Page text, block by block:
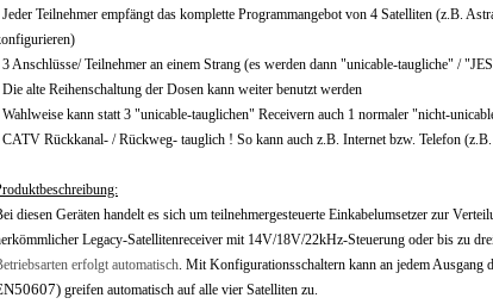
Teilnehmer empfängt das komplette Programmangebot von 4 Satelliten (z.B.
Anschlüsse/ Teilnehmer an einem Strang (es werden dann "unicable-taugliche" /
alte Reihenschaltung der Dosen kann weiter benutzt werden
kann statt 3 "unicable-tauglichen" Receivern auch 1 normaler "nicht-
Rückkanal- / Rückweg- tauglich ! So kann auch z.B. Internet bzw. Telefon
diesen Geräten handelt es sich um teilnehmergesteuerte Einkabelumsetzer zur
Legacy-Satellitenreceiver mit 14V/18V/22kHz-Steuerung oder bis zu
erfolgt automatisch. Mit Konfigurationsschaltern kann an jedem Ausgang
greifen automatisch auf alle vier Satelliten zu.